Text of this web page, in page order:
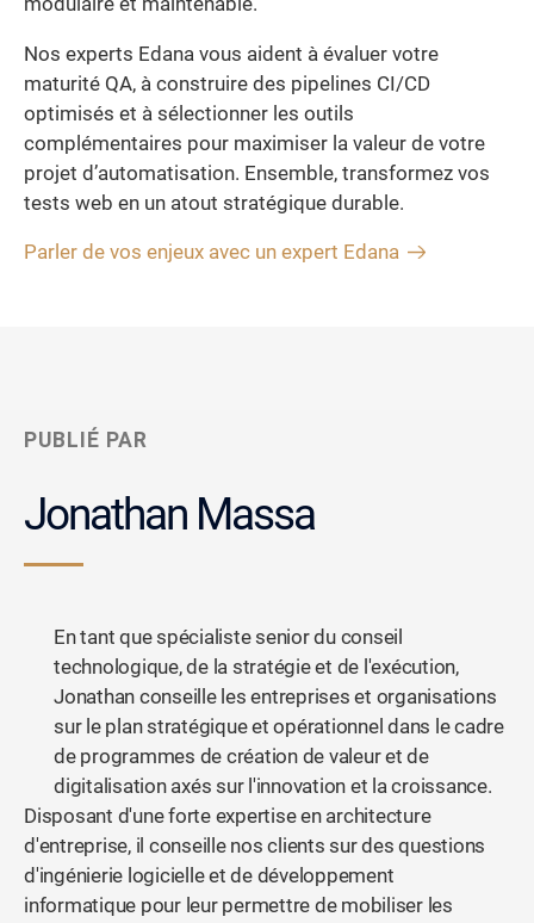
Nos experts Edana vous aident à évaluer votre
maturité QA, à construire des pipelines CI/CD
optimisés et à sélectionner les outils
complémentaires pour maximiser la valeur de votre
projet d’automatisation. Ensemble, transformez vos
tests web en un atout stratégique durable.
Parler de vos enjeux avec un expert Edana
PUBLIÉ PAR
Jonathan Massa
En tant que spécialiste senior du conseil
technologique, de la stratégie et de l'exécution,
Jonathan conseille les entreprises et organisations
sur le plan stratégique et opérationnel dans le cadre
de programmes de création de valeur et de
digitalisation axés sur l'innovation et la croissance.
Disposant d'une forte expertise en architecture
d'entreprise, il conseille nos clients sur des questions
d'ingénierie logicielle et de développement
informatique pour leur permettre de mobiliser les